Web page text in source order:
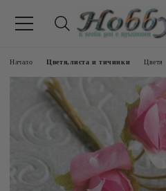
Начало Цветя,листа и тичинки Цветя